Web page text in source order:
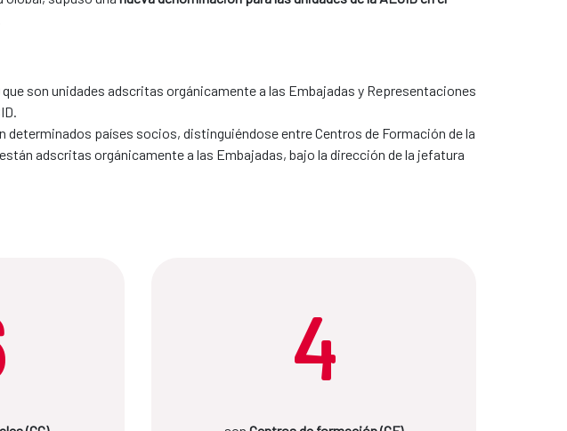
que son unidades adscritas orgánicamente a las Embajadas y Representaciones
determinados países socios, distinguiéndose entre Centros de Formación de la
adscritas orgánicamente a las Embajadas, bajo la dirección de la jefatura
4